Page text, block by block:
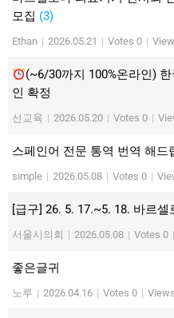
모집 (3)
Ethan | 2026.05.21 | Votes 0 |
(~6/30까지 100%온라인)
인 확정
선교육 | 2026.05.20 | Votes 0 |
스페인어 전문 통역 번역 해드
simple | 2026.05.08 | Votes 0 |
[급구] 26. 5. 17.~5. 18. 바르
서울시의회 | 2026.05.08 | Votes 0 |
좋은글귀
노루 | 2026.04.16 | Votes 0 |